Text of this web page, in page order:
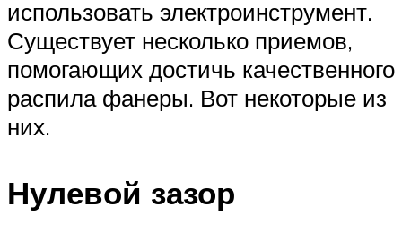
использовать электроинструмент.
Существует несколько приемов,
помогающих достичь качественного
распила фанеры. Вот некоторые из
них.
Нулевой зазор